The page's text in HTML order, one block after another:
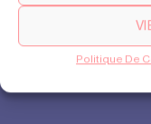
Politique De